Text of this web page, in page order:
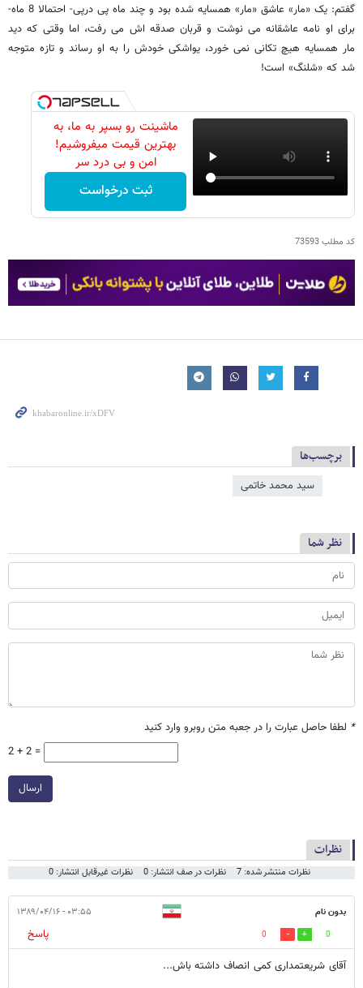
گفتم: یک «مار» عاشق «مار» همسایه شده بود و چند ماه پی درپی- احتمالا 8 ماه-
برای او نامه عاشقانه می نوشت و قربان صدقه اش می رفت، اما وقتی که دید
مار همسایه هیچ تکانی نمی خورد، یواشکی خودش را به او رساند و تازه متوجه
شد که «شلنگ» است!
ماشینت رو بسپر به ما، به
بهترین قیمت میفروشیم!
امن و بی درد سر
ثبت درخواست
کد مطلب73593
برچسب‌ها
سید محمد خاتمی
نظر شما
* لطفا حاصل عبارت را در جعبه متن روبرو وارد کنید
2 + 2 =
ارسال
نظرات
نظرات منتشر شده: 7 نظرات در صف انتشار: 0 نظرات غیرقابل انتشار: 0
بدون نام ۰۳:۵۵ - ۱۳۸۹/۰۴/۱۶
0
0
پاسخ
آقای شريعتمداری کمی انصاف داشته باش...